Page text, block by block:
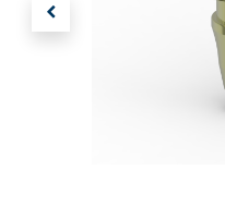
En este
través
Para cualquier
adicional,
nosotros a